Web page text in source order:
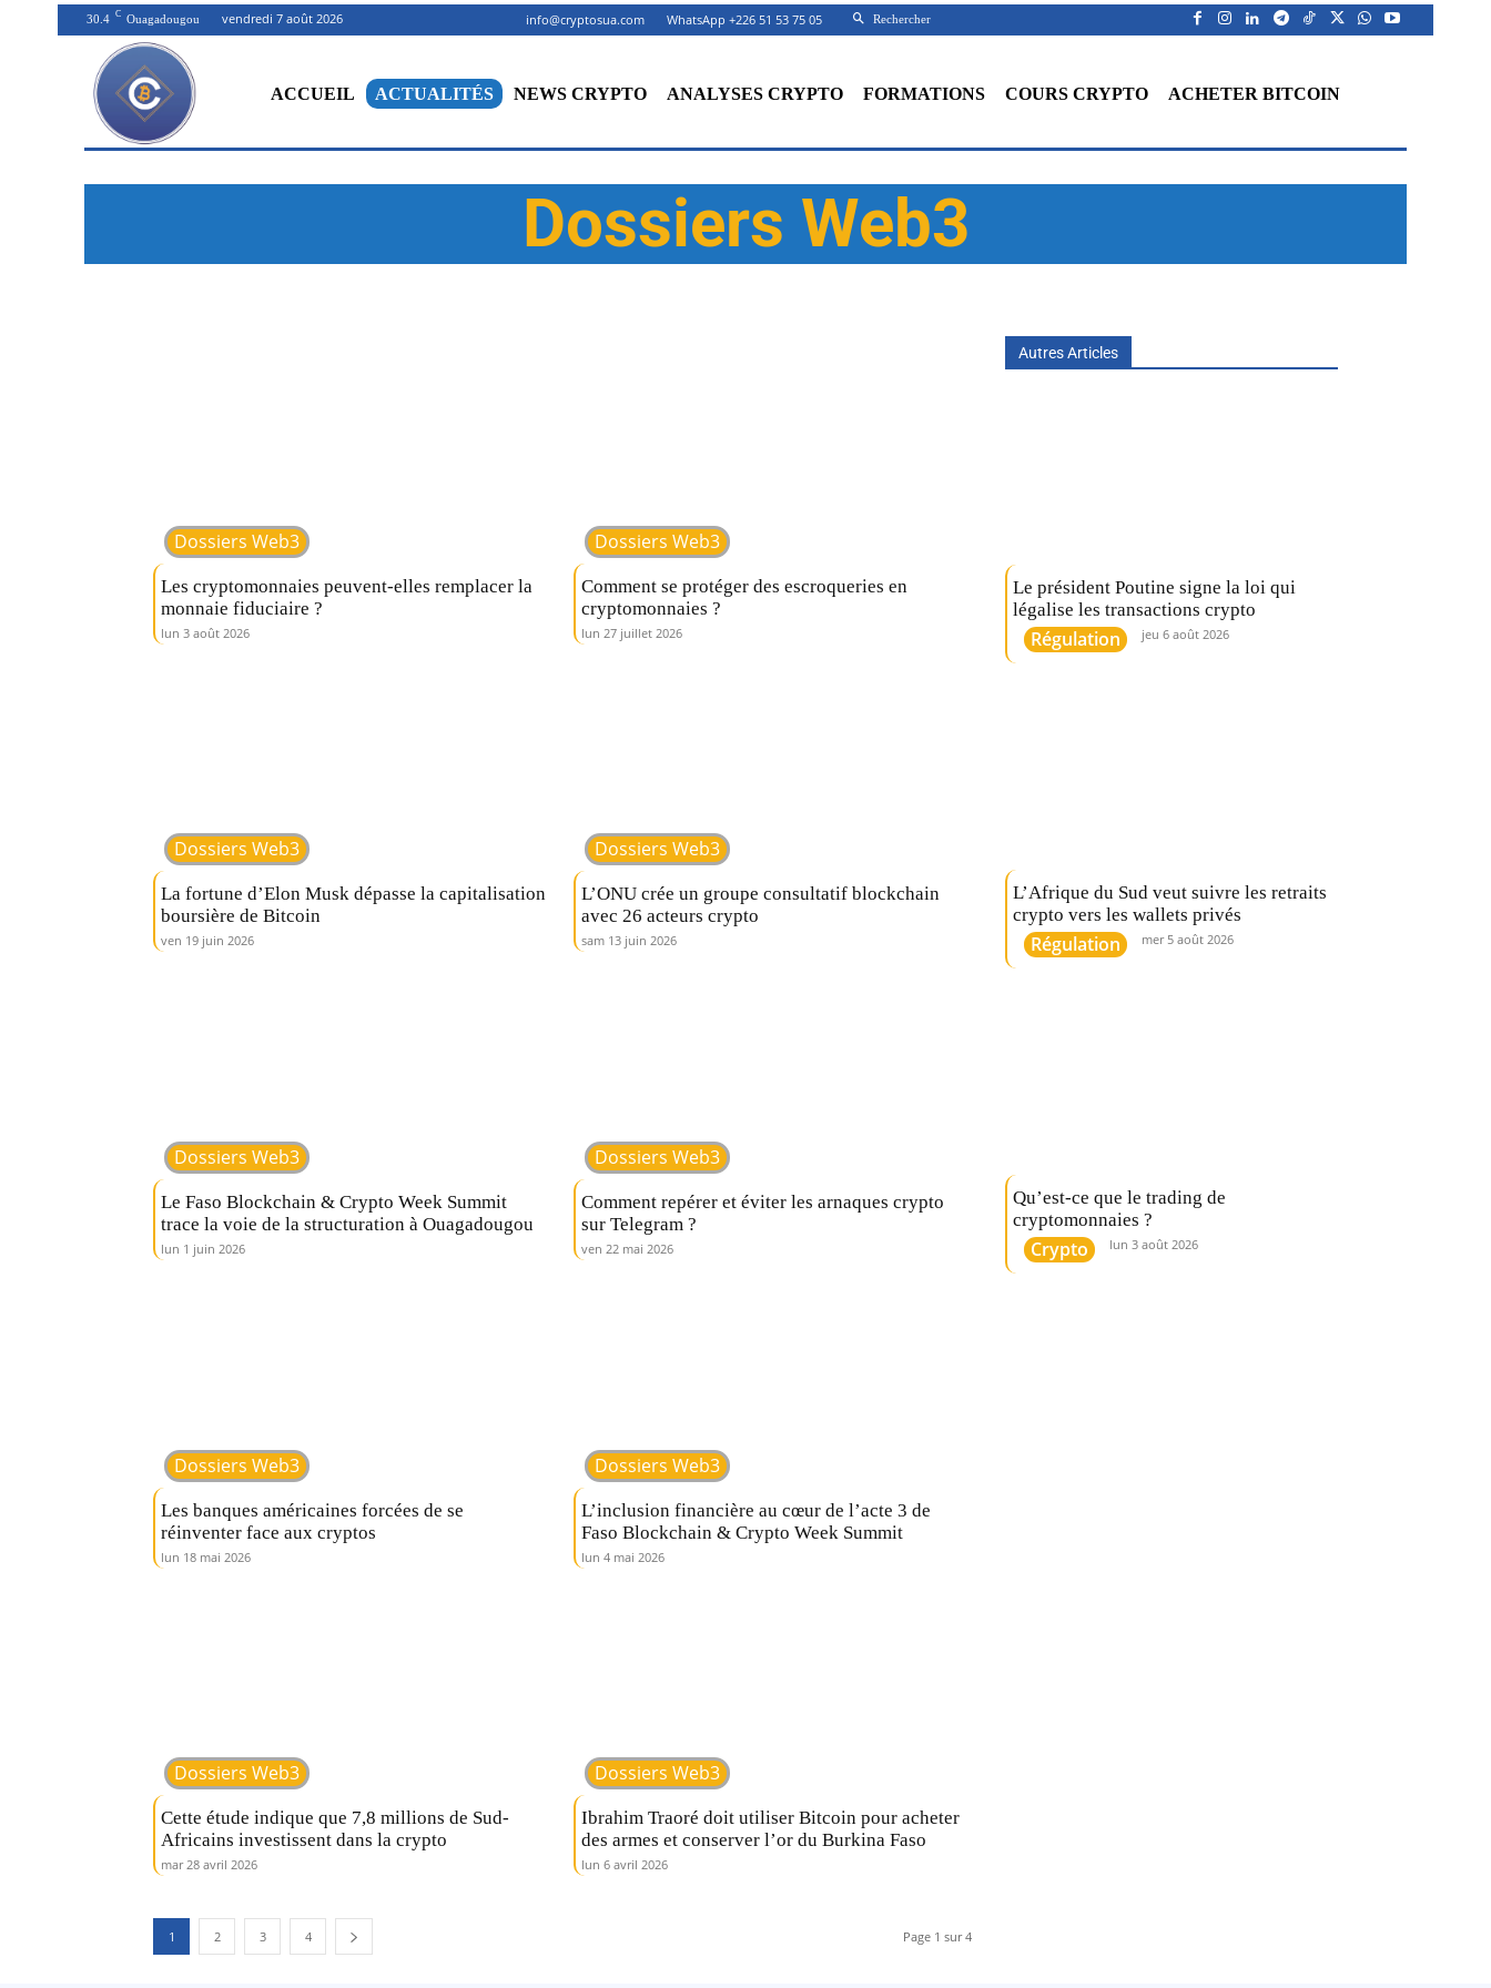
30.4 C Ouagadougou vendredi 7 août 2026 info@cryptosua.com WhatsApp +226 51 53 75 05 Rechercher
ACCUEIL ACTUALITÉS NEWS CRYPTO ANALYSES CRYPTO FORMATIONS COURS CRYPTO ACHETER BITCOIN
Dossiers Web3
Dossiers Web3
Les cryptomonnaies peuvent-elles remplacer la
monnaie fiduciaire ?
lun 3 août 2026
Dossiers Web3
Comment se protéger des escroqueries en
cryptomonnaies ?
lun 27 juillet 2026
Dossiers Web3
La fortune d’Elon Musk dépasse la capitalisation
boursière de Bitcoin
ven 19 juin 2026
Dossiers Web3
L’ONU crée un groupe consultatif blockchain
avec 26 acteurs crypto
sam 13 juin 2026
Dossiers Web3
Le Faso Blockchain & Crypto Week Summit
trace la voie de la structuration à Ouagadougou
lun 1 juin 2026
Dossiers Web3
Comment repérer et éviter les arnaques crypto
sur Telegram ?
ven 22 mai 2026
Dossiers Web3
Les banques américaines forcées de se
réinventer face aux cryptos
lun 18 mai 2026
Dossiers Web3
L’inclusion financière au cœur de l’acte 3 de
Faso Blockchain & Crypto Week Summit
lun 4 mai 2026
Dossiers Web3
Cette étude indique que 7,8 millions de Sud-
Africains investissent dans la crypto
mar 28 avril 2026
Dossiers Web3
Ibrahim Traoré doit utiliser Bitcoin pour acheter
des armes et conserver l’or du Burkina Faso
lun 6 avril 2026
1 2 3 4 Page 1 sur 4
Autres Articles
Le président Poutine signe la loi qui
légalise les transactions crypto
Régulation jeu 6 août 2026
L’Afrique du Sud veut suivre les retraits
crypto vers les wallets privés
Régulation mer 5 août 2026
Qu’est-ce que le trading de
cryptomonnaies ?
Crypto lun 3 août 2026